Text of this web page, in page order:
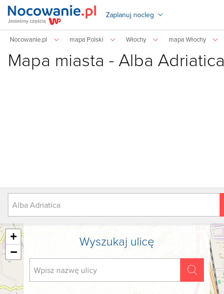
Zaplanuj nocleg
Nocowanie.pl mapa Polski Włochy mapa Włochy
Mapa miasta - Alba Adriatica
Wyszukaj ulicę
+
−